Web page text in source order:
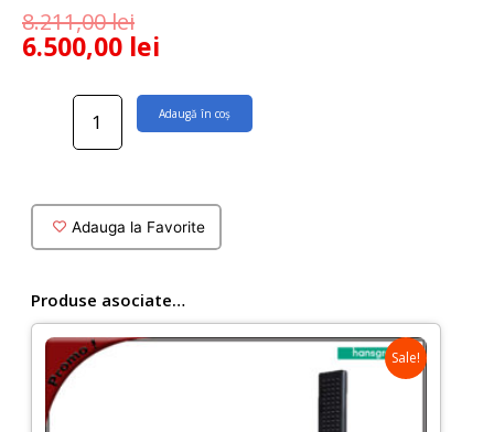
8.211,00lei
6.500,00 lei
Cantitate
170x80
cm
Adaugă în coș
Adauga la Favorite
Produse asociate…
Sale!